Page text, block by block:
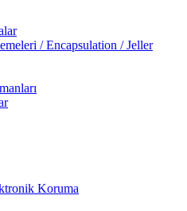
/ Encapsulation / Jeller
Koruma